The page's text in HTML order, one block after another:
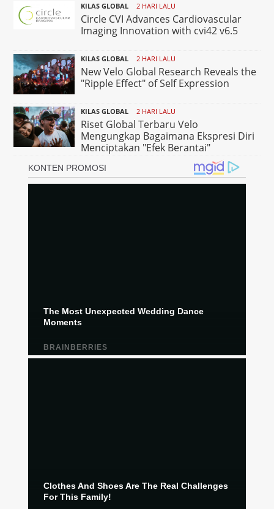
KILAS GLOBAL 2 HARI LALU
Circle CVI Advances Cardiovascular
Imaging Innovation with cvi42 v6.5
KILAS GLOBAL 2 HARI LALU
New Velo Global Research Reveals the
"Ripple Effect" of Self Expression
KILAS GLOBAL 2 HARI LALU
Riset Global Terbaru Velo
Mengungkap Bagaimana Ekspresi Diri
Menciptakan "Efek Berantai"